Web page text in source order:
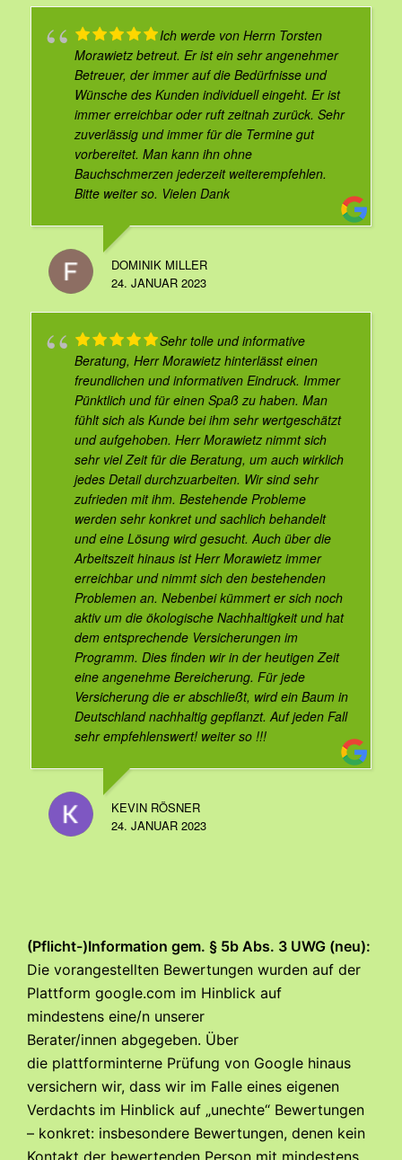
Ich werde von Herrn Torsten
Morawietz betreut. Er ist ein sehr angenehmer
Betreuer, der immer auf die Bedürfnisse und
Wünsche des Kunden individuell eingeht. Er ist
immer erreichbar oder ruft zeitnah zurück. Sehr
zuverlässig und immer für die Termine gut
vorbereitet. Man kann ihn ohne
Bauchschmerzen jederzeit weiterempfehlen.
Bitte weiter so. Vielen Dank
DOMINIK MILLER
24. JANUAR 2023
Sehr tolle und informative
Beratung, Herr Morawietz hinterlässt einen
freundlichen und informativen Eindruck. Immer
Pünktlich und für einen Spaß zu haben. Man
fühlt sich als Kunde bei ihm sehr wertgeschätzt
und aufgehoben. Herr Morawietz nimmt sich
sehr viel Zeit für die Beratung, um auch wirklich
jedes Detail durchzuarbeiten. Wir sind sehr
zufrieden mit ihm. Bestehende Probleme
werden sehr konkret und sachlich behandelt
und eine Lösung wird gesucht. Auch über die
Arbeitszeit hinaus ist Herr Morawietz immer
erreichbar und nimmt sich den bestehenden
Problemen an. Nebenbei kümmert er sich noch
aktiv um die ökologische Nachhaltigkeit und hat
dem entsprechende Versicherungen im
Programm. Dies finden wir in der heutigen Zeit
eine angenehme Bereicherung. Für jede
Versicherung die er abschließt, wird ein Baum in
Deutschland nachhaltig gepflanzt. Auf jeden Fall
sehr empfehlenswert! weiter so !!!
KEVIN RÖSNER
24. JANUAR 2023
(Pflicht-)Information gem. § 5b Abs. 3 UWG (neu):
Die vorangestellten Bewertungen wurden auf der
Plattform google.com im Hinblick auf
mindestens eine/n unserer
Berater/innen abgegeben. Über
die plattforminterne Prüfung von Google hinaus
versichern wir, dass wir im Falle eines eigenen
Verdachts im Hinblick auf „unechte“ Bewertungen
– konkret: insbesondere Bewertungen, denen kein